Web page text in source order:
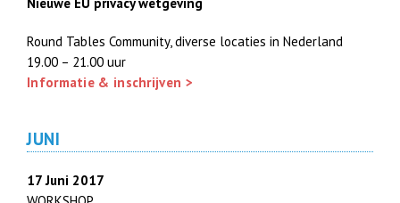
Round Tables Community, diverse locaties in Nederland
19.00 – 21.00 uur
Informatie & inschrijven >
JUNI
17 Juni 2017